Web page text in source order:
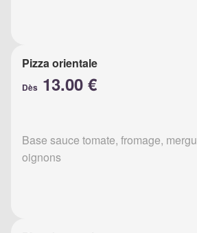
Pizza orientale
Dès 13.00 €
Base sauce tomate, fromage,
oignons